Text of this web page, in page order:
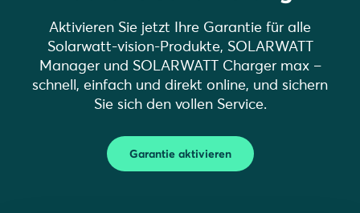
Aktivieren Sie jetzt Ihre Garantie für alle
Solarwatt-vision-Produkte, SOLARWATT
Manager und SOLARWATT Charger max –
schnell, einfach und direkt online, und sichern
Sie sich den vollen Service.
Garantie aktivieren